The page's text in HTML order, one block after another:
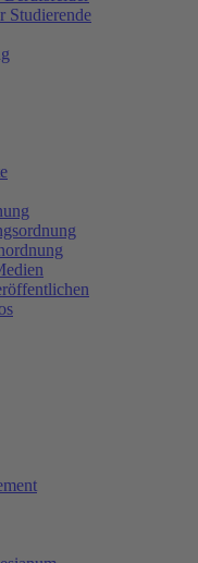
Studierende